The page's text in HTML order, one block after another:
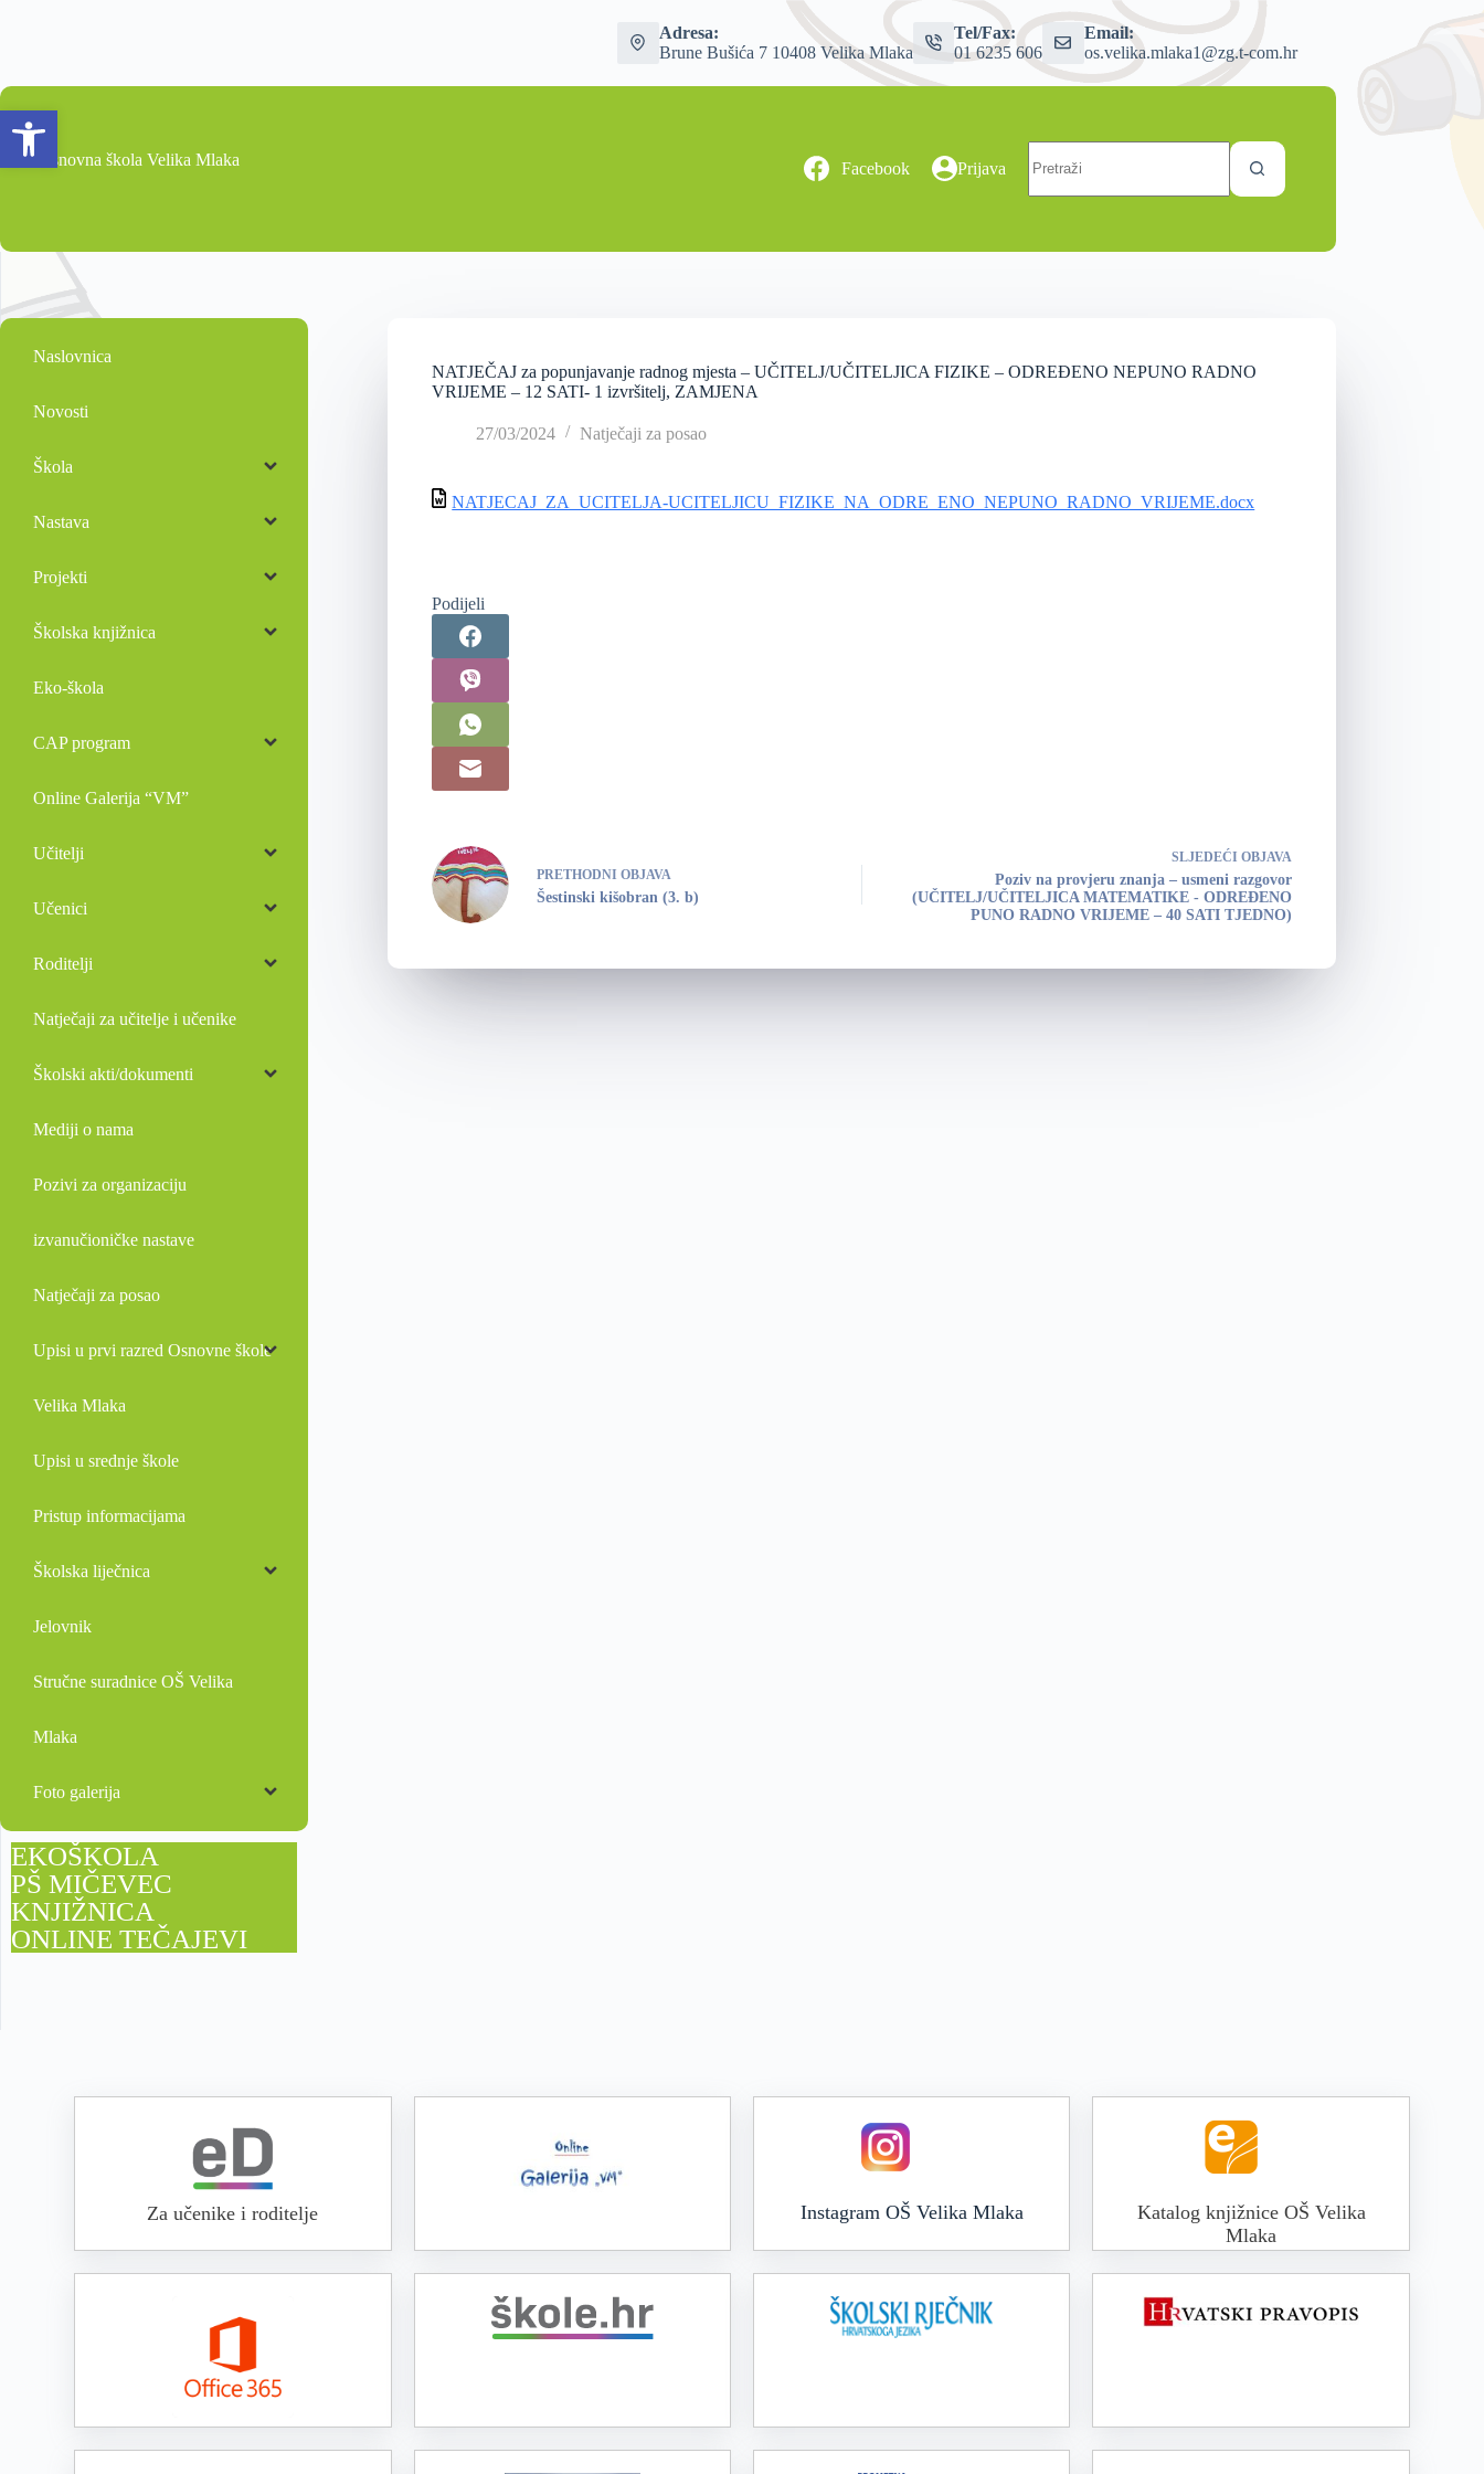
Open toolbar
Adresa:
Brune Bušića 7 10408 Velika Mlaka
Tel/Fax:
01 6235 606
Email:
os.velika.mlaka1@zg.t-com.hr
Osnovna škola Velika Mlaka Facebook Prijava
NATJEČAJ za popunjavanje radnog mjesta – UČITELJ/UČITELJICA FIZIKE – ODREĐENO NEPUNO RADNO
VRIJEME – 12 SATI- 1 izvršitelj, ZAMJENA
27/03/2024 Natječaji za posao
NATJECAJ_ZA_UCITELJA-UCITELJICU_FIZIKE_NA_ODRE_ENO_NEPUNO_RADNO_VRIJEME.docx
Podijeli
PRETHODNI OBJAVA
Šestinski kišobran (3. b)
SLJEDEĆI OBJAVA
Poziv na provjeru znanja – usmeni razgovor
(UČITELJ/UČITELJICA MATEMATIKE - ODREĐENO
PUNO RADNO VRIJEME – 40 SATI TJEDNO)
Naslovnica
Novosti
Škola
Nastava
Projekti
Školska knjižnica
Eko-škola
CAP program
Online Galerija “VM”
Učitelji
Učenici
Roditelji
Natječaji za učitelje i učenike
Školski akti/dokumenti
Mediji o nama
Pozivi za organizaciju
izvanučioničke nastave
Natječaji za posao
Upisi u prvi razred Osnovne škole
Velika Mlaka
Upisi u srednje škole
Pristup informacijama
Školska liječnica
Jelovnik
Stručne suradnice OŠ Velika
Mlaka
Foto galerija
EKOŠKOLA
PŠ MIČEVEC
KNJIŽNICA
ONLINE TEČAJEVI
Za učenike i roditelje Instagram OŠ Velika Mlaka
Katalog knjižnice OŠ Velika
Mlaka